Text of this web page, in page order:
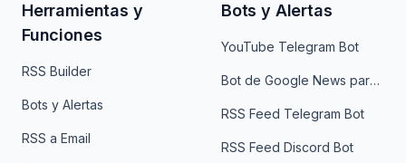
Herramientas y
Funciones
RSS Builder
Bots y Alertas
RSS a Email
Bots y Alertas
YouTube Telegram Bot
Bot de Google News para Telegram
RSS Feed Telegram Bot
RSS Feed Discord Bot